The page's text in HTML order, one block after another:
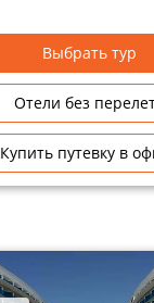
Выбрать тур
Отели без
Купить путевку в